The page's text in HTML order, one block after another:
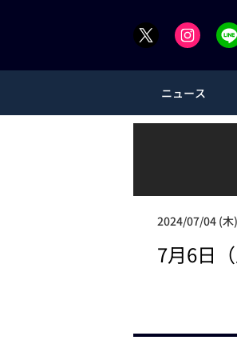
ニュース
2024/07/04 (木)
7月6日